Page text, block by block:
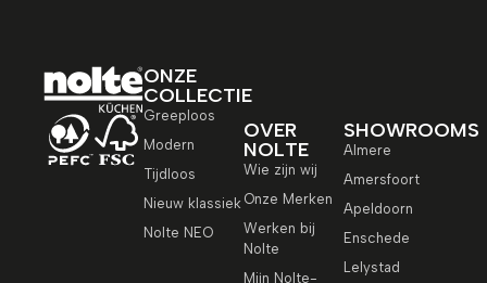
ONZE
COLLECTIE
Greeploos
Modern
Tijdloos
Nieuw klassiek
Nolte NEO
OVER
NOLTE
Wie zijn wij
Onze Merken
Werken bij
Nolte
Mijn Nolte-
SHOWROOMS
Almere
Amersfoort
Apeldoorn
Enschede
Lelystad